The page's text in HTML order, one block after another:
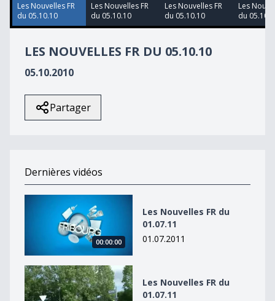
33
seconds
Les Nouvelles FR
du 05.10.10
Les Nouvelles FR
du 05.10.10
Les Nouvelles FR
du 05.10.10
Les
du
LES NOUVELLES FR DU 05.10.10
05.10.2010
Partager
Dernières vidéos
Les Nouvelles FR du 01.07.11
00:00:00
Les Nouvelles FR du
01.07.11
01.07.2011
Les Nouvelles FR du 01.07.11
Les Nouvelles FR du
01.07.11